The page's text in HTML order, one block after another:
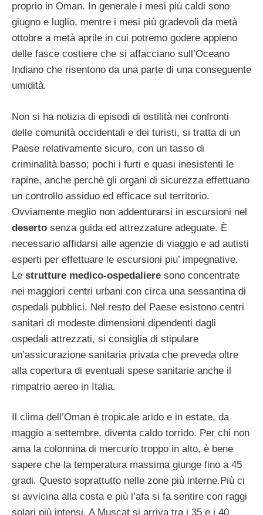
proprio in Oman. In generale i mesi più caldi sono
giugno e luglio, mentre i mesi più gradevoli da metà
ottobre a metà aprile in cui potremo godere appieno
delle fasce costiere che si affacciano sull’Oceano
Indiano che risentono da una parte di una conseguente
umidità.
Non si ha notizia di episodi di ostilità nei confronti
delle comunità occidentali e dei turisti, si tratta di un
Paese relativamente sicuro, con un tasso di
criminalità basso; pochi i furti e quasi inesistenti le
rapine, anche perchè gli organi di sicurezza effettuano
un controllo assiduo ed efficace sul territorio.
Ovviamente meglio non addenturarsi in escursioni nel
deserto senza guida ed attrezzature adeguate. È
necessario affidarsi alle agenzie di viaggio e ad autisti
esperti per effettuare le escursioni piu’ impegnative.
Le strutture medico-ospedaliere sono concentrate
nei maggiori centri urbani con circa una sessantina di
ospedali pubblici. Nel resto del Paese esistono centri
sanitari di modeste dimensioni dipendenti dagli
ospedali attrezzati, si consiglia di stipulare
un’assicurazione sanitaria privata che preveda oltre
alla copertura di eventuali spese sanitarie anche il
rimpatrio aereo in Italia.
Il clima dell’Oman è tropicale arido e in estate, da
maggio a settembre, diventa caldo torrido. Per chi non
ama la colonnina di mercurio troppo in alto, è bene
sapere che la temperatura massima giunge fino a 45
gradi. Questo soprattutto nelle zone più interne.Più ci
si avvicina alla costa e più l’afa si fa sentire con raggi
solari più intensi. A Muscat si arriva tra i 35 e i 40